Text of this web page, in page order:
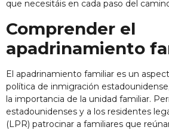
que necesitáis en cada paso del
Comprender el
apadrinamiento
El apadrinamiento familiar es un
política de inmigración
la importancia de la unidad familiar.
estadounidenses y a los residentes
(LPR) patrocinar a familiares que